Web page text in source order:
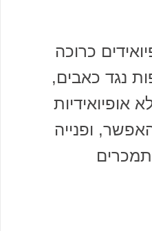
כרוכה
נגד כאבים,
אופיואידיות
ופנייה